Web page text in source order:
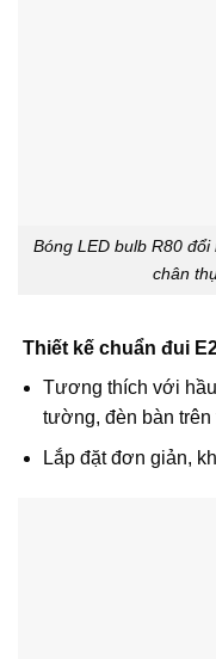
Bóng LED bulb R80
chân
Thiết kế chuẩn đui
Tương thích với
tường, đèn bàn
Lắp đặt đơn giản,